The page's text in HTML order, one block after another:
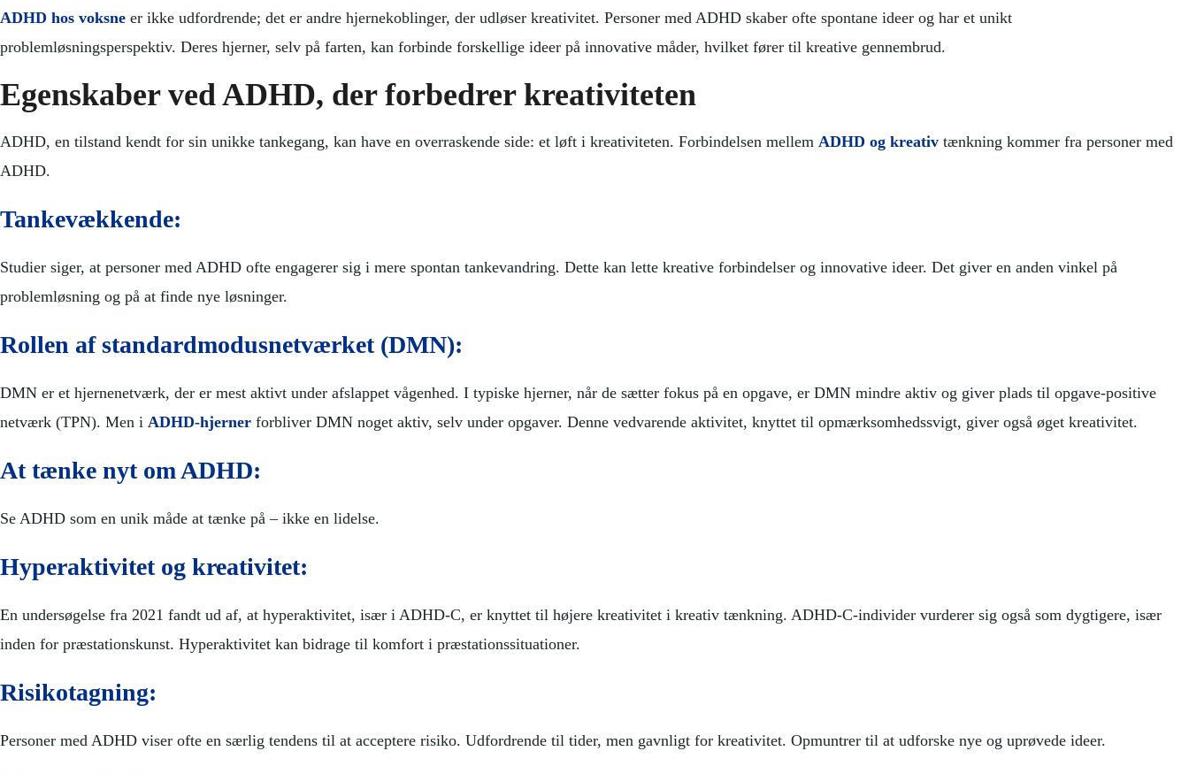
ADHD hos voksne er ikke udfordrende; det er andre hjernekoblinger, der udløser kreativitet. Personer med ADHD skaber ofte spontane ideer og har et unikt
problemløsningsperspektiv. Deres hjerner, selv på farten, kan forbinde forskellige ideer på innovative måder, hvilket fører til kreative gennembrud.
Egenskaber ved ADHD, der forbedrer kreativiteten
ADHD, en tilstand kendt for sin unikke tankegang, kan have en overraskende side: et løft i kreativiteten. Forbindelsen mellem ADHD og kreativ tænkning kommer fra personer med
ADHD.
Tankevækkende:
Studier siger, at personer med ADHD ofte engagerer sig i mere spontan tankevandring. Dette kan lette kreative forbindelser og innovative ideer. Det giver en anden vinkel på
problemløsning og på at finde nye løsninger.
Rollen af standardmodusnetværket (DMN):
DMN er et hjernenetværk, der er mest aktivt under afslappet vågenhed. I typiske hjerner, når de sætter fokus på en opgave, er DMN mindre aktiv og giver plads til opgave-positive
netværk (TPN). Men i ADHD-hjerner forbliver DMN noget aktiv, selv under opgaver. Denne vedvarende aktivitet, knyttet til opmærksomhedssvigt, giver også øget kreativitet.
At tænke nyt om ADHD:
Se ADHD som en unik måde at tænke på – ikke en lidelse.
Hyperaktivitet og kreativitet:
En undersøgelse fra 2021 fandt ud af, at hyperaktivitet, især i ADHD-C, er knyttet til højere kreativitet i kreativ tænkning. ADHD-C-individer vurderer sig også som dygtigere, især
inden for præstationskunst. Hyperaktivitet kan bidrage til komfort i præstationssituationer.
Risikotagning:
Personer med ADHD viser ofte en særlig tendens til at acceptere risiko. Udfordrende til tider, men gavnligt for kreativitet. Opmuntrer til at udforske nye og uprøvede ideer.